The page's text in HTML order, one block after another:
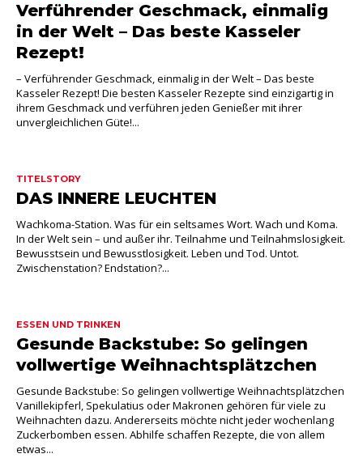
Verführender Geschmack, einmalig
in der Welt – Das beste Kasseler
Rezept!
– Verführender Geschmack, einmalig in der Welt – Das beste
Kasseler Rezept! Die besten Kasseler Rezepte sind einzigartig in
ihrem Geschmack und verführen jeden Genießer mit ihrer
unvergleichlichen Güte!...
TITELSTORY
DAS INNERE LEUCHTEN
Wachkoma-Station. Was für ein seltsames Wort. Wach und Koma.
In der Welt sein – und außer ihr. Teilnahme und Teilnahmslosigkeit.
Bewusstsein und Bewusstlosigkeit. Leben und Tod. Untot.
Zwischenstation? Endstation?...
ESSEN UND TRINKEN
Gesunde Backstube: So gelingen
vollwertige Weihnachtsplätzchen
Gesunde Backstube: So gelingen vollwertige Weihnachtsplätzchen
Vanillekipferl, Spekulatius oder Makronen gehören für viele zu
Weihnachten dazu. Andererseits möchte nicht jeder wochenlang
Zuckerbomben essen. Abhilfe schaffen Rezepte, die von allem
etwas...